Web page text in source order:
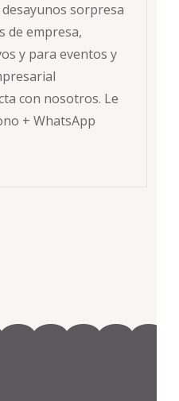
sorpresa
de empresa,
y para eventos y
con nosotros. Le
+ WhatsApp